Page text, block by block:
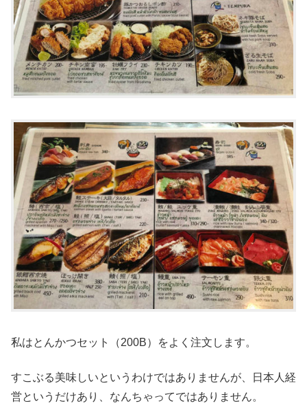
私はとんかつセット（200B）をよく注文します。
すこぶる美味しいというわけではありませんが、日本人経
営というだけあり、なんちゃってではありません。